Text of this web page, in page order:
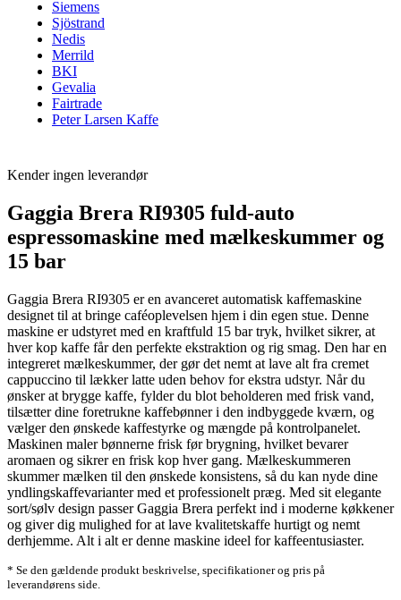
Siemens
Sjöstrand
Nedis
Merrild
BKI
Gevalia
Fairtrade
Peter Larsen Kaffe
Kender ingen leverandør
Gaggia Brera RI9305 fuld-auto
espressomaskine med mælkeskummer og
15 bar
Gaggia Brera RI9305 er en avanceret automatisk kaffemaskine
designet til at bringe caféoplevelsen hjem i din egen stue. Denne
maskine er udstyret med en kraftfuld 15 bar tryk, hvilket sikrer, at
hver kop kaffe får den perfekte ekstraktion og rig smag. Den har en
integreret mælkeskummer, der gør det nemt at lave alt fra cremet
cappuccino til lækker latte uden behov for ekstra udstyr. Når du
ønsker at brygge kaffe, fylder du blot beholderen med frisk vand,
tilsætter dine foretrukne kaffebønner i den indbyggede kværn, og
vælger den ønskede kaffestyrke og mængde på kontrolpanelet.
Maskinen maler bønnerne frisk før brygning, hvilket bevarer
aromaen og sikrer en frisk kop hver gang. Mælkeskummeren
skummer mælken til den ønskede konsistens, så du kan nyde dine
yndlingskaffevarianter med et professionelt præg. Med sit elegante
sort/sølv design passer Gaggia Brera perfekt ind i moderne køkkener
og giver dig mulighed for at lave kvalitetskaffe hurtigt og nemt
derhjemme. Alt i alt er denne maskine ideel for kaffeentusiaster.
* Se den gældende produkt beskrivelse, specifikationer og pris på
leverandørens side.